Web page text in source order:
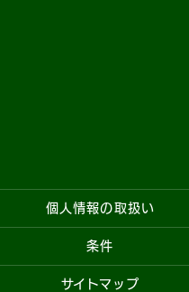
個人情報の取扱い
条件
サイトマップ